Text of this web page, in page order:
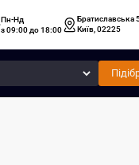
Пн-Нд
з 09:00 до 18:00
Братиславська
Київ, 02225